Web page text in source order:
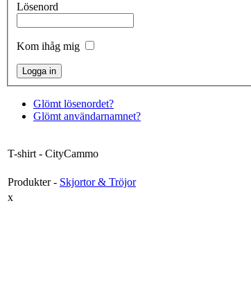
Lösenord
Kom ihåg mig
Glömt lösenordet?
Glömt användarnamnet?
T-shirt - CityCammo
Produkter - Skjortor & Tröjor
x